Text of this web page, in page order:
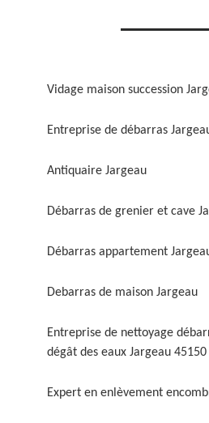
Vidage maison succession
Entreprise de débarras
Antiquaire Jargeau
Débarras de grenier et cave
Débarras appartement
Debarras de maison Jargeau
Entreprise de nettoyage
dégât des eaux Jargeau 45150
Expert en enlèvement